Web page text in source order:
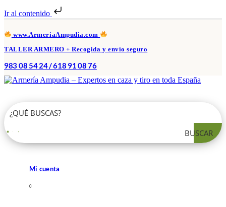
Ir al contenido
www.ArmeriaAmpudia.com
TALLER ARMERO + Recogida y envío seguro
983 08 54 24 / 618 91 08 76
BUSCAR
Mi cuenta
0